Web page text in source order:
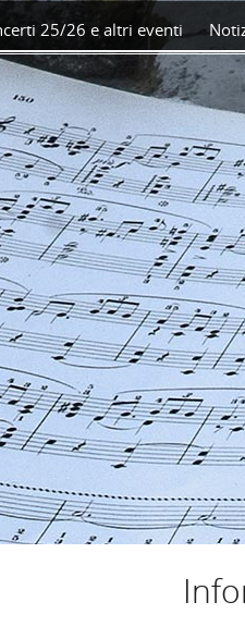
25/26 e altri eventi